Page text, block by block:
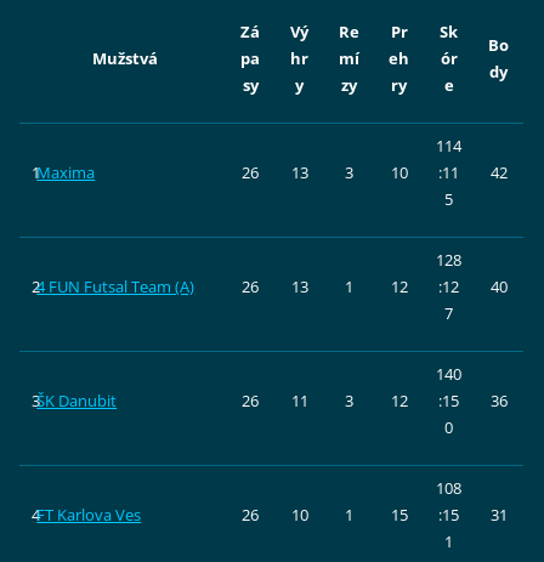
Mužstvá
Zá
pa
sy
Vý
hr
y
Re
mí
zy
Pr
eh
ry
Sk
ór
e
Bo
dy
1Maxima 26 13 3 10
114
:11
5
42
24 FUN Futsal Team (A) 26 13 1 12
128
:12
7
40
3ŠK Danubit 26 11 3 12
140
:15
0
36
4FT Karlova Ves 26 10 1 15
108
:15
1
31